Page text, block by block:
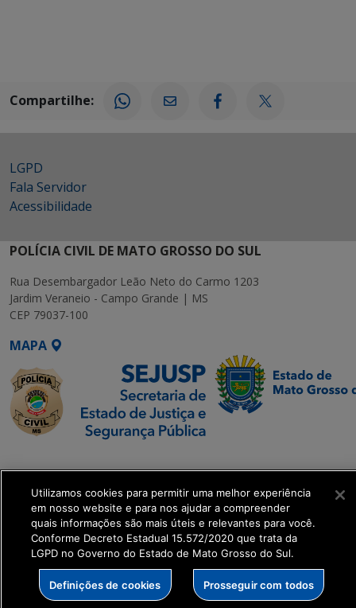
Compartilhe:
LGPD
Fala Servidor
Acessibilidade
POLÍCIA CIVIL DE MATO GROSSO DO SUL
Rua Desembargador Leão Neto do Carmo 1203
Jardim Veraneio - Campo Grande | MS
CEP 79037-100
MAPA
Transformação Digital
get_footer();
Utilizamos cookies para permitir uma melhor experiência
em nosso website e para nos ajudar a compreender
quais informações são mais úteis e relevantes para você.
Conforme Decreto Estadual 15.572/2020 que trata da
LGPD no Governo do Estado de Mato Grosso do Sul.
Definições de cookies Prosseguir com todos